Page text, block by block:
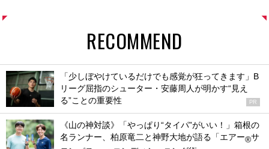
RECOMMEND
「少しぼやけているだけでも感覚が狂ってきます」B
リーグ屈指のシューター・安藤周人が明かす“見え
る”ことの重要性
PR
《山の神対談》「やっぱり“タイパ”がいい！」箱根の
名ランナー、柏原竜二と神野大地が語る「エアー®サ